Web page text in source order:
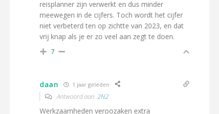
reisplanner zijn verwerkt en dus minder
meewegen in de cijfers. Toch wordt het cijfer
niet verbeterd ten op zichtte van 2023, en dat
vrij knap als je er zo veel aan zegt te doen.
7
daan 1 jaar geleden
Antwoord aan 2N2
Werkzaamheden veroozaken extra